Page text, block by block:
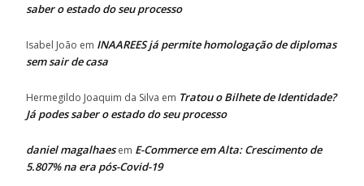
saber o estado do seu processo
Isabel João em INAAREES já permite homologação de diplomas
sem sair de casa
Hermegildo Joaquim da Silva em Tratou o Bilhete de Identidade?
Já podes saber o estado do seu processo
daniel magalhaesem E-Commerce em Alta: Crescimento de
5.807% na era pós-Covid-19